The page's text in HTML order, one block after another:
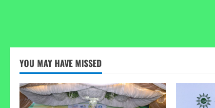
YOU MAY HAVE MISSED